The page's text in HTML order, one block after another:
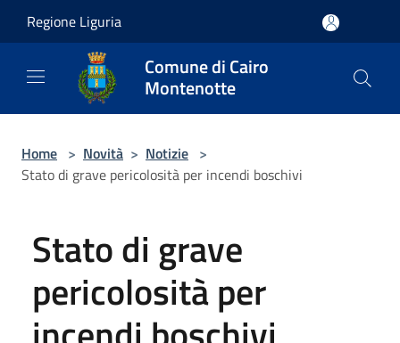
Regione Liguria
Comune di Cairo
Montenotte
Home > Novità > Notizie >
Stato di grave pericolosità per incendi boschivi
Stato di grave
pericolosità per